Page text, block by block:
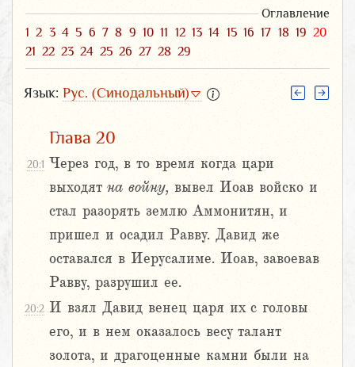
Оглавление
1 2 3 4 5 6 7 8 9 10 11 12 13 14 15 16 17 18 19 20
21 22 23 24 25 26 27 28 29
Язык: Рус. (Синодальный)
Глава 20
20:1
Через год, в то время когда цари
выходят на войну, вывел Иоав войско и
стал разорять землю Аммонитян, и
пришел и осадил Равву. Давид же
оставался в Иерусалиме. Иоав, завоевав
Равву, разрушил ее.
20:2 И взял Давид венец царя их с головы
его, и в нем оказалось весу талант
золота, и драгоценные камни были на